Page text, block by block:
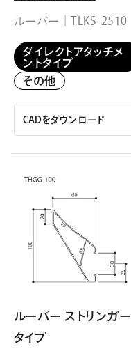
ルーバー｜TLKS-2510
ダイレクトアタッチメ
ントタイプ
その他
CADをダウンロード
ルーバー ストリンガー
タイプ